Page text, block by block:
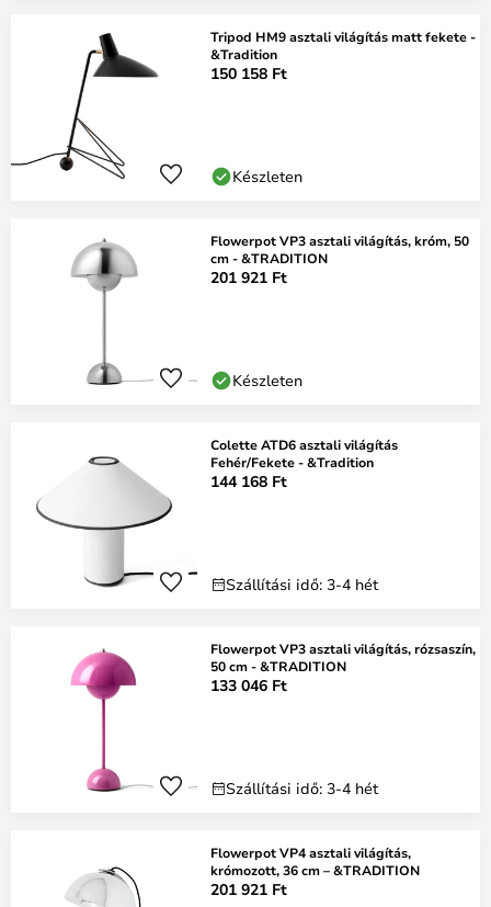
Tripod HM9 asztali világítás matt fekete -
&Tradition
150 158 Ft
Készleten
Flowerpot VP3 asztali világítás, króm, 50
cm - &TRADITION
201 921 Ft
Készleten
Colette ATD6 asztali világítás
Fehér/Fekete - &Tradition
144 168 Ft
Szállítási idő: 3-4 hét
Flowerpot VP3 asztali világítás, rózsaszín,
50 cm - &TRADITION
133 046 Ft
Szállítási idő: 3-4 hét
Flowerpot VP4 asztali világítás,
krómozott, 36 cm – &TRADITION
201 921 Ft